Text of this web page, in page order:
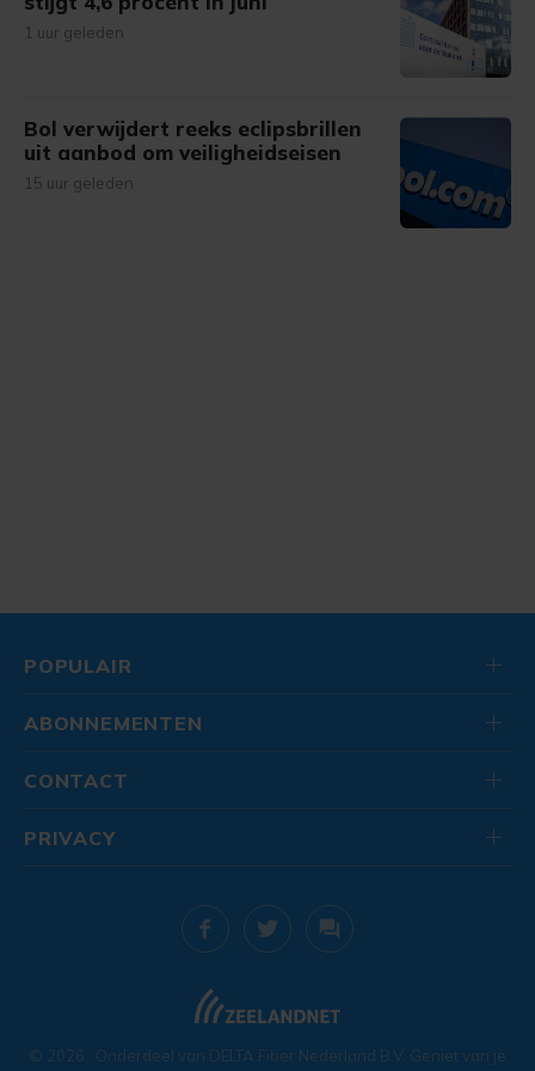
1 uur geleden
Bol verwijdert reeks eclipsbrillen
uit aanbod om veiligheidseisen
15 uur geleden
POPULAIR
ABONNEMENTEN
CONTACT
© 2026 . Onderdeel van DELTA Fiber Nederland B.V. Geniet van je
PRIVACY